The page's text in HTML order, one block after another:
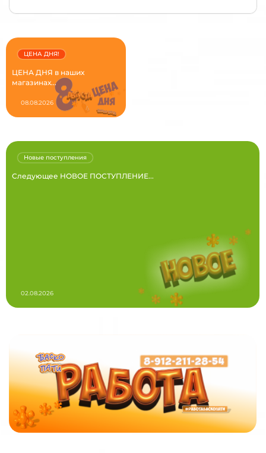
ЦЕНА ДНЯ в наших
магазинах...
ЦЕНА ДНЯ!
08.08.2026
Следующее НОВОЕ ПОСТУПЛЕНИЕ...
Новые поступления
02.08.2026